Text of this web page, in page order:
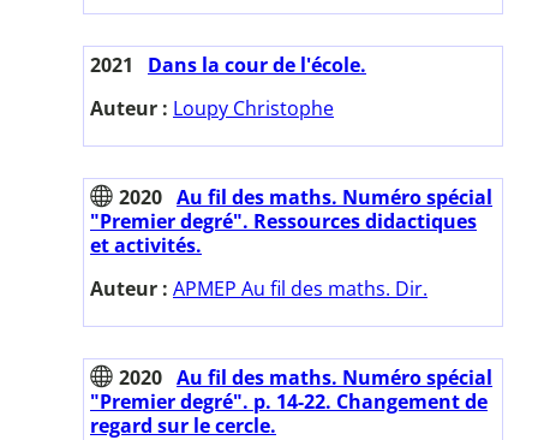
2021
Dans la cour de l'école.
Auteur : Loupy Christophe
2020 Au fil des maths. Numéro spécial
"Premier degré". Ressources didactiques
et activités.
Auteur : APMEP Au fil des maths. Dir.
2020 Au fil des maths. Numéro spécial
"Premier degré". p. 14-22. Changement de
regard sur le cercle.